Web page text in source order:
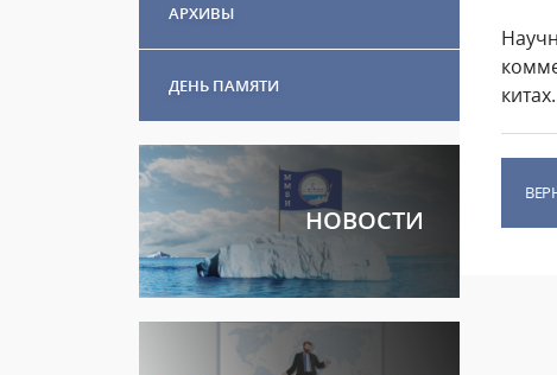
АРХИВЫ
ДЕНЬ ПАМЯТИ
НОВОСТИ